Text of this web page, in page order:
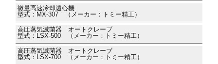
微量高速冷却遠心機
型式：MX-307 （メーカー：トミー精工）
高圧蒸気滅菌器 オートクレーブ
型式：LSX-500 （メーカー：トミー精工）
高圧蒸気滅菌器 オートクレーブ
型式：LSX-700 （メーカー：トミー精工）